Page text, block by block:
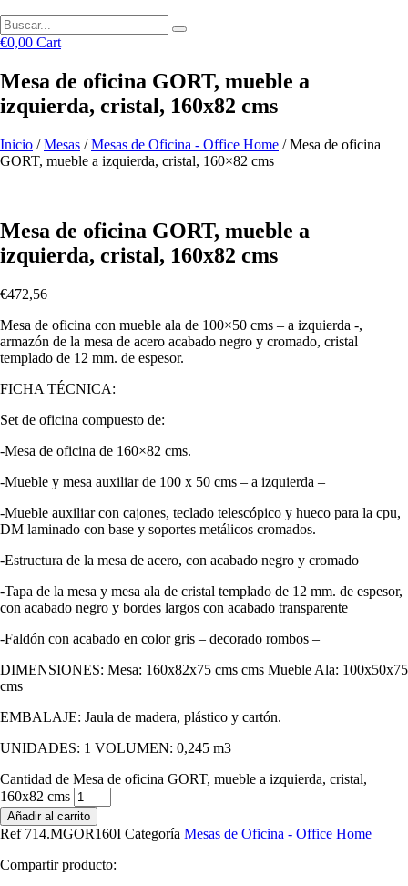
€0,00 Cart
Mesa de oficina GORT, mueble a
izquierda, cristal, 160x82 cms
Inicio /Mesas /Mesas de Oficina - Office Home / Mesa de oficina
GORT, mueble a izquierda, cristal, 160×82 cms
Mesa de oficina GORT, mueble a
izquierda, cristal, 160x82 cms
€472,56
Mesa de oficina con mueble ala de 100×50 cms – a izquierda -,
armazón de la mesa de acero acabado negro y cromado, cristal
templado de 12 mm. de espesor.
FICHA TÉCNICA:
Set de oficina compuesto de:
-Mesa de oficina de 160×82 cms.
-Mueble y mesa auxiliar de 100 x 50 cms – a izquierda –
-Mueble auxiliar con cajones, teclado telescópico y hueco para la cpu,
DM laminado con base y soportes metálicos cromados.
-Estructura de la mesa de acero, con acabado negro y cromado
-Tapa de la mesa y mesa ala de cristal templado de 12 mm. de espesor,
con acabado negro y bordes largos con acabado transparente
-Faldón con acabado en color gris – decorado rombos –
DIMENSIONES: Mesa: 160x82x75 cms cms Mueble Ala: 100x50x75
cms
EMBALAJE: Jaula de madera, plástico y cartón.
UNIDADES: 1 VOLUMEN: 0,245 m3
Cantidad de Mesa de oficina GORT, mueble a izquierda, cristal,
160x82 cms
Añadir al carrito
Ref 714.MGOR160I Categoría Mesas de Oficina - Office Home
Compartir producto: